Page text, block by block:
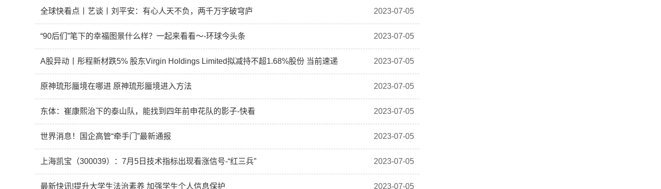
全球快看点丨艺谈丨刘平安：有心人天不负，两千万字破穹庐 2023-07-05
“90后们”笔下的幸福图景什么样？一起来看看～-环球今头条 2023-07-05
A股异动丨彤程新材跌5% 股东Virgin Holdings Limited拟减持不超1.68%股份 当前速递 2023-07-05
原神琉形蜃境在哪进 原神琉形蜃境进入方法 2023-07-05
东体：崔康熙治下的泰山队，能找到四年前申花队的影子-快看 2023-07-05
世界消息！国企高管“牵手门”最新通报 2023-07-05
上海凯宝（300039）：7月5日技术指标出现看涨信号-“红三兵” 2023-07-05
最新快讯!提升大学生法治素养 加强学生个人信息保护 2023-07-05